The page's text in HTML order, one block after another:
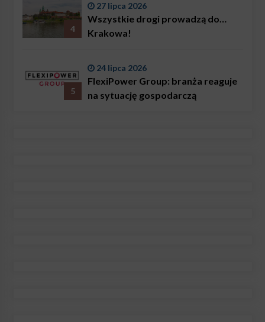
4
27 lipca 2026
Wszystkie drogi prowadzą do…
Krakowa!
5
24 lipca 2026
FlexiPower Group: branża reaguje
na sytuację gospodarczą